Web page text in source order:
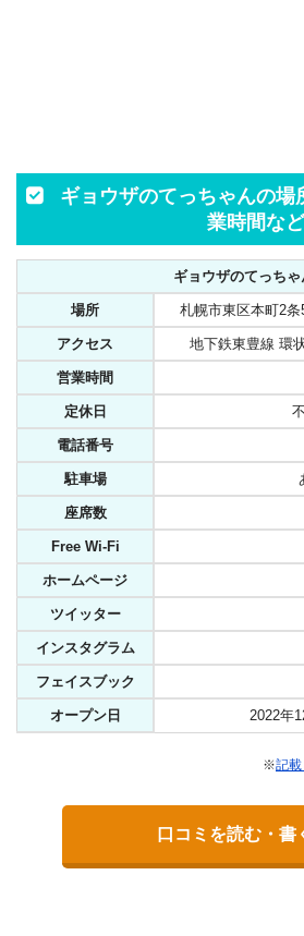
ギョウザのてっちゃんの場
業時間な
ギョウザのてっちゃ
場所 札幌市東区本町2
アクセス 地下鉄東豊線 環
営業時間
定休日
電話番号
駐車場
座席数
Free Wi-Fi
ホームページ
ツイッター
インスタグラム
フェイスブック
オープン日 2022年
※記
口コミを読む・書